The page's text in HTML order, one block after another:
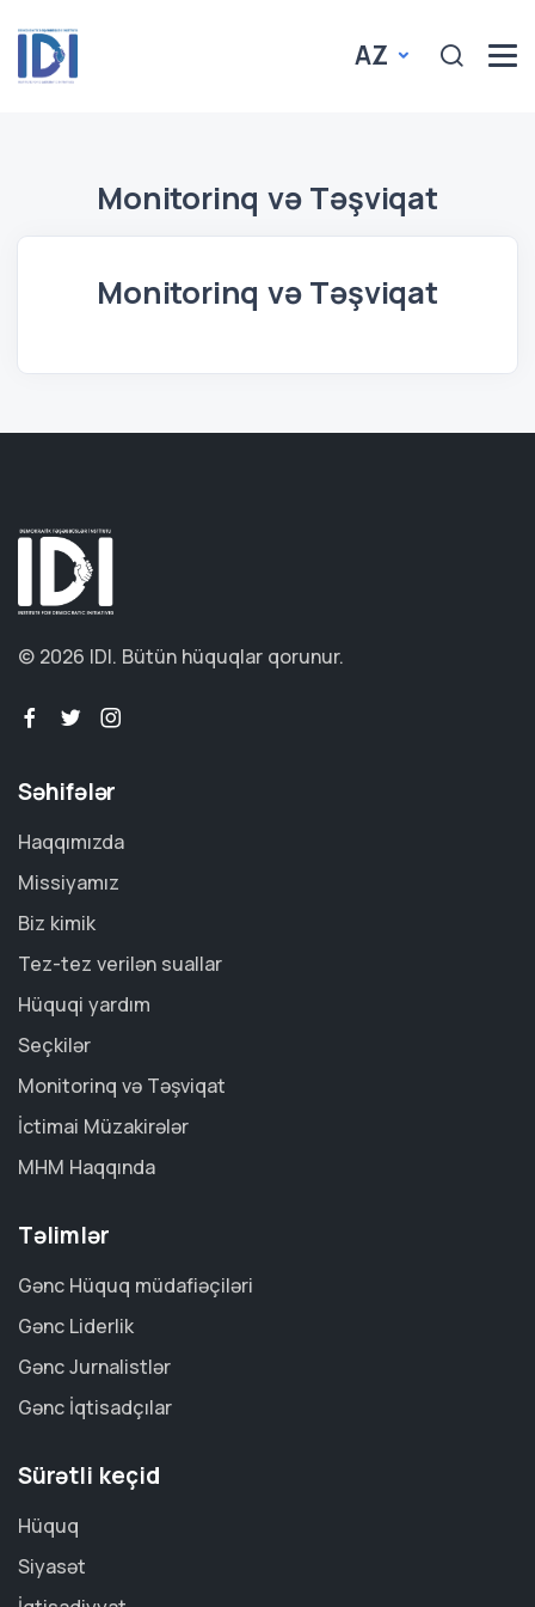
AZ
Monitorinq və Təşviqat
Monitorinq və Təşviqat
© 2026 IDI. Bütün hüquqlar qorunur.
Səhifələr
Haqqımızda
Missiyamız
Biz kimik
Tez-tez verilən suallar
Hüquqi yardım
Seçkilər
Monitorinq və Təşviqat
İctimai Müzakirələr
MHM Haqqında
Təlimlər
Gənc Hüquq müdafiəçiləri
Gənc Liderlik
Gənc Jurnalistlər
Gənc İqtisadçılar
Sürətli keçid
Hüquq
Siyasət